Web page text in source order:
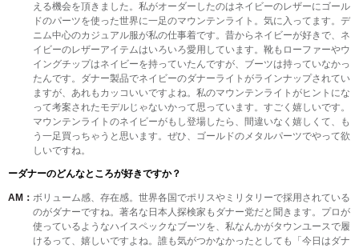
える機会を頂きました。私がオーダーしたのはネイビーのレザーにゴール
ドのパーツを使った世界に一足のマウンテンライト。気に入ってます。デ
ニム中心のカジュアル服が私の仕事着です。昔からネイビーが好きで、ネ
イビーのレザーアイテムはいろいろ愛用しています。靴もローファーやウ
イングチップはネイビーを持っていたんですが、ブーツは持っていなかっ
たんです。ダナー製品でネイビーのダナーライトがラインナップされてい
ますが、あれもカッコいいですよね。私のマウンテンライトがヒントにな
って考案されたモデルじゃないかって思っています。すごく嬉しいです。
マウンテンライトのネイビーがもし登場したら、間違いなく嬉しくて、も
う一足買っちゃうと思います。ぜひ、ゴールドのメタルパーツでやって欲
しいですね。
ーダナーのどんなところが好きですか？
AM： ボリューム感、存在感。世界各国でポリスやミリタリーで採用されている
のがダナーですね。著名な日本人探検家もダナー党だと聞きます。プロが
使っているようなハイスペックなブーツを、私なんかがタウンユースで履
けるって、嬉しいですよね。誰も気がつかなかったとしても「今日はダナ